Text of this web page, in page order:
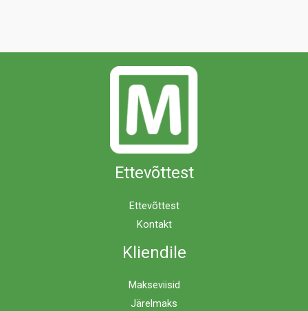
Ettevõttest
Ettevõttest
Kontakt
Kliendile
Makseviisid
Järelmaks